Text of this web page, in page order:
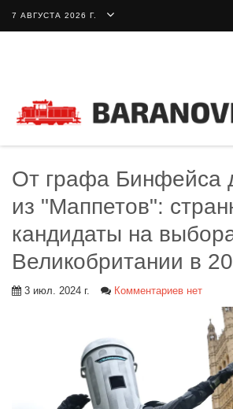
7 АВГУСТА 2026 Г.
От графа Бинфейса
из "Маппетов":
кандидаты на
Великобритании в
3 июл. 2024 г. Комментариев нет